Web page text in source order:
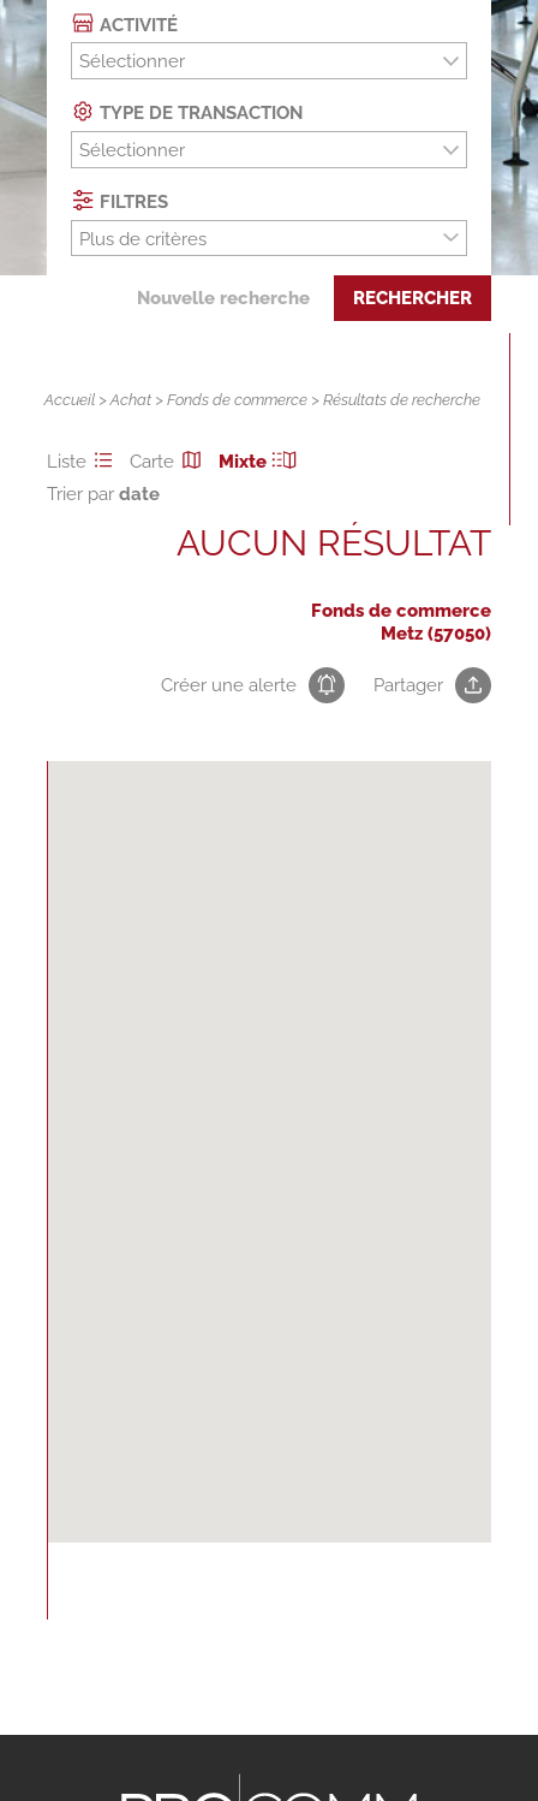
ACTIVITÉ
Sélectionner
TYPE DE TRANSACTION
Sélectionner
FILTRES
Plus de critères
Nouvelle recherche RECHERCHER
Accueil >Achat >Fonds de commerce > Résultats de recherche
Liste Carte
Mixte
Trier par
AUCUN RÉSULTAT
Fonds de commerce
Metz (57050)
Créer une alerte Partager